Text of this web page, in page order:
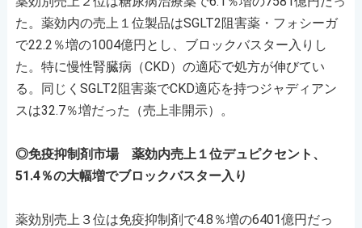
た。薬効内の売上１位製品はSGLT2阻害薬・フォシーガ
で22.2％増の1004億円とし、ブロックバスター入りし
た。特に慢性腎臓病（CKD）の適応で処方が伸びてい
る。同じくSGLT2阻害薬でCKD適応を持つジャディアン
スは32.7％増だった（売上非開示）。
◎免疫抑制剤市場 薬効内売上１位デュピクセント、
51.4％の大幅増でブロックバスター入り
薬効別売上３位は免疫抑制剤で4.8％増の6401億円だっ